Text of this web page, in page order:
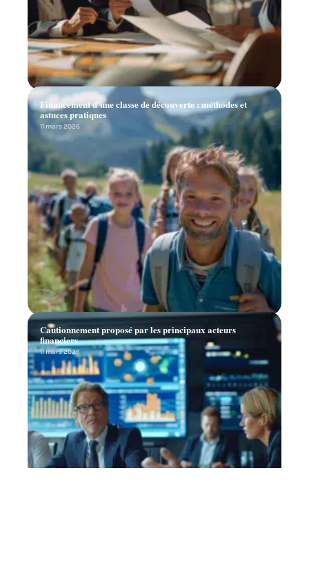
Financement d’une classe de découverte : méthodes et
astuces pratiques
11 mars 2026
Cautionnement proposé par les principaux acteurs
financiers
11 mars 2026